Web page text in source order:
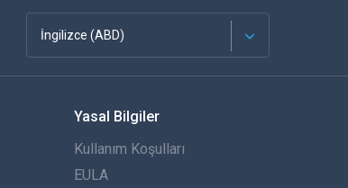
İngilizce (ABD)
Français
EspañolYasal Bilgiler
Kullanım Koşulları
EULA